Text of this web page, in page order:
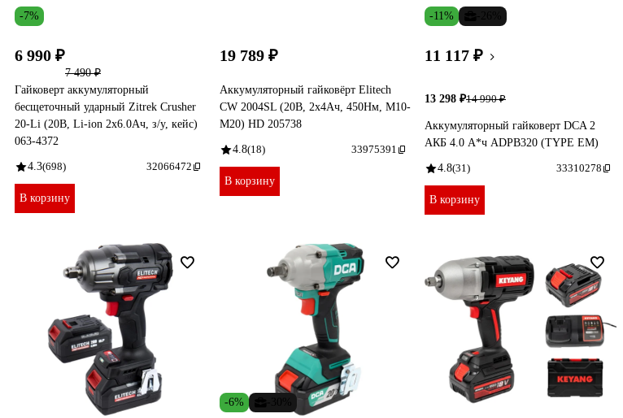
-7%
6 990 ₽
7 490 ₽
Гайковерт аккумуляторный
бесщеточный ударный Zitrek Crusher
20-Li (20В, Li-ion 2x6.0Ач, з/у, кейс)
063-4372
4.3(698) 32066472
В корзину
19 789 ₽
Аккумуляторный гайковёрт Elitech
CW 2004SL (20В, 2х4Ач, 450Нм, М10-
М20) HD 205738
4.8(18) 33975391
В корзину
-11%
11 117 ₽
13 298 ₽14 990 ₽
Аккумуляторный гайковерт DCA 2
АКБ 4.0 А*ч ADPB320 (TYPE EM)
4.8(31) 33310278
В корзину
-6%